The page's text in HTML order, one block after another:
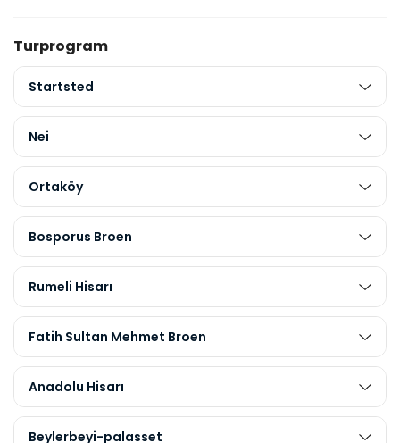
Turprogram
Startsted
Nei
Ortaköy
Bosporus Broen
Rumeli Hisarı
Fatih Sultan Mehmet Broen
Anadolu Hisarı
Beylerbeyi-palasset